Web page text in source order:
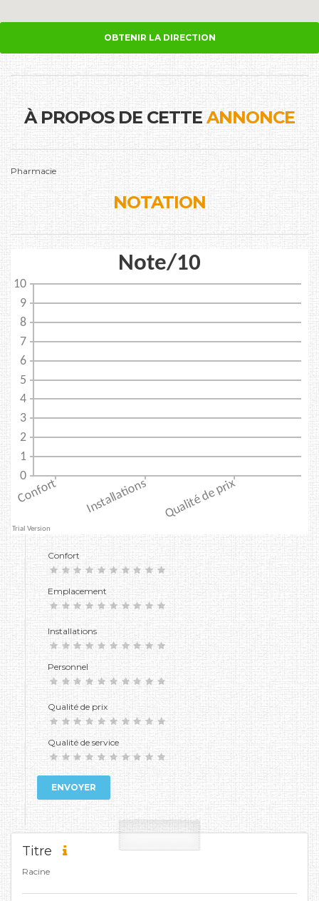
OBTENIR LA DIRECTION
À PROPOS DE CETTEANNONCE
Pharmacie
NOTATION
Confort
Emplacement
Installations
Personnel
Qualité de prix
Qualité de service
ENVOYER
Titre
Racine